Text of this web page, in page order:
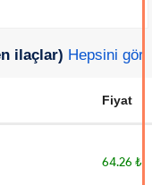
ilaçlar) Hepsini gör
Fiyat
64.26 ₺